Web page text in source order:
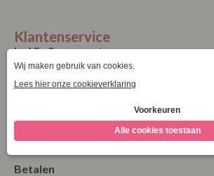
Klantenservice
La Vie Spaarpunten
Verzending & Levering
Bestellen
Betalen